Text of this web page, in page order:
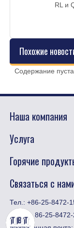
RL и
Похожие
Содержание
Наша компания
Услуга
Горячие
Связаться с
Тел.: +86-25-8472-
Факс: ​+ 86-25-